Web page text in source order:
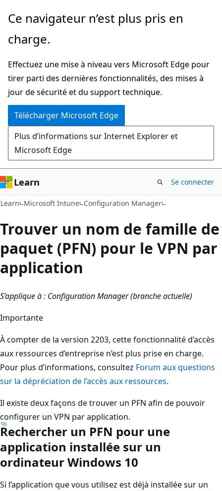
Passer
directement
au
principal
Ce navigateur n’est plus pris en
charge.
Effectuez une mise à niveau vers Microsoft Edge pour
tirer parti des dernières fonctionnalités, des mises à
jour de sécurité et du support technique.
Télécharger Microsoft Edge
Plus d’informations sur Internet Explorer et
Microsoft Edge
Learn Se connecter
Learn Microsoft Intune Configuration Manager
Trouver un nom de famille de
paquet (PFN) pour le VPN par
application
S’applique à : Configuration Manager (branche actuelle)
Importante
À compter de la version 2203, cette fonctionnalité d’accès
aux ressources d’entreprise n’est plus prise en charge.
Pour plus d’informations, consultez Forum aux questions
sur la dépréciation de l’accès aux ressources.
Il existe deux façons de trouver un PFN afin de pouvoir
configurer un VPN par application.
Rechercher un PFN pour une
application installée sur un
ordinateur Windows 10
Si l’application que vous utilisez est déjà installée sur un